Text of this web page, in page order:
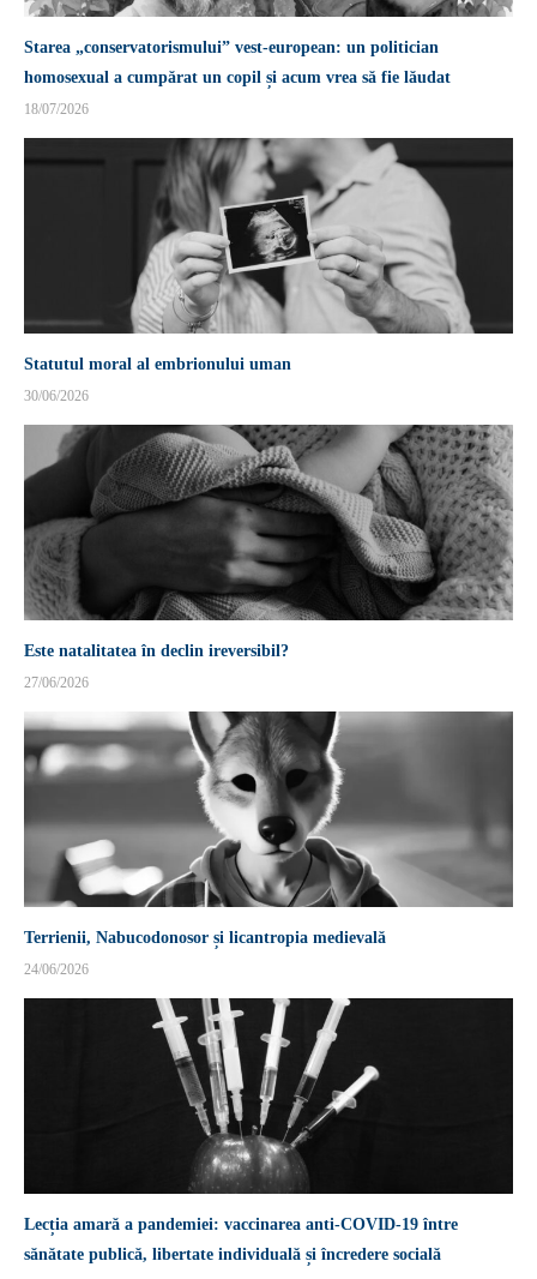
Starea „conservatorismului” vest-european: un politician
homosexual a cumpărat un copil și acum vrea să fie lăudat
18/07/2026
Statutul moral al embrionului uman
30/06/2026
Este natalitatea în declin ireversibil?
27/06/2026
Terrienii, Nabucodonosor și licantropia medievală
24/06/2026
Lecția amară a pandemiei: vaccinarea anti-COVID-19 între
sănătate publică, libertate individuală și încredere socială